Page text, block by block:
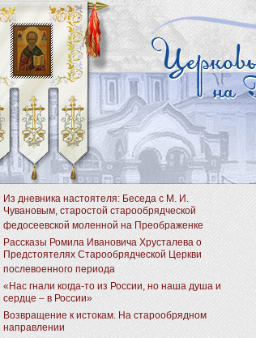
Из дневника настоятеля: Беседа с М. И.
Чувановым, старостой старообрядческой
федосеевской моленной на Преображенке
Рассказы Ромила Ивановича Хрусталева о
Предстоятелях Старообрядческой Церкви
послевоенного периода
«Нас гнали когда-то из России, но наша душа и
сердце – в России»
Возвращение к истокам. На старообрядном
направлении